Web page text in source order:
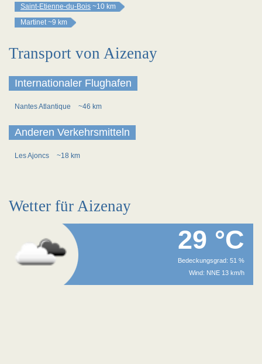
Saint-Etienne-du-Bois ~10 km
Martinet ~9 km
Transport von Aizenay
Internationaler Flughafen
Nantes Atlantique ~46 km
Anderen Verkehrsmitteln
Les Ajoncs ~18 km
Wetter für Aizenay
29 °C
Bedeckungsgrad: 51 %
Wind: NNE 13 km/h